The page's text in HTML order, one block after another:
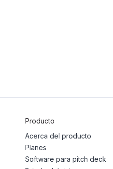
Producto
Acerca del producto
Planes
Software para pitch deck